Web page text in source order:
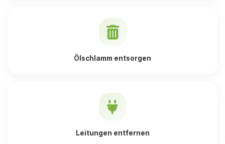
Ölschlamm entsorgen
Leitungen entfernen